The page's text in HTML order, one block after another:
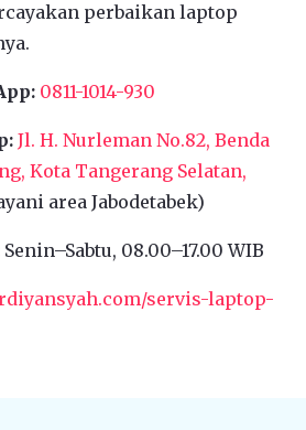
perbaikan laptop
0811-1014-930
Jl. H. Nurleman No.82, Benda
Kota Tangerang Selatan,
area Jabodetabek)
Senin–Sabtu, 08.00–17.00 WIB
servis-laptop-